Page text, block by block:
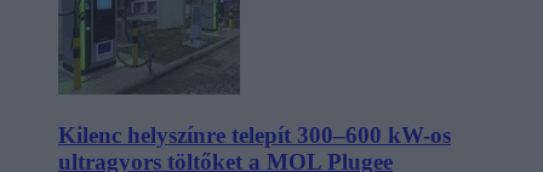
Kilenc helyszínre telepít 300–600 kW-os
ultragyors töltőket a MOL Plugee